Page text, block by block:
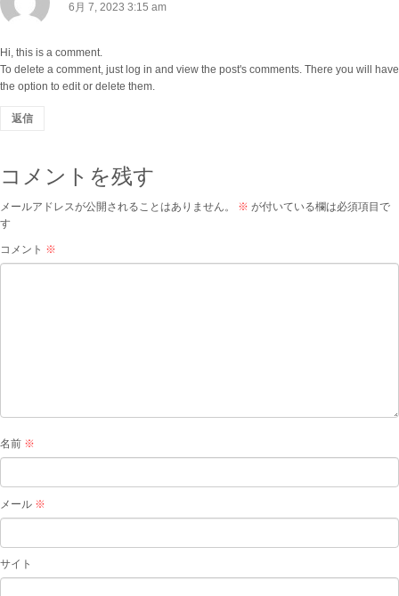
6月 7, 2023 3:15 am
Hi, this is a comment.
To delete a comment, just log in and view the post's comments. There you will have
the option to edit or delete them.
返信
コメントを残す
メールアドレスが公開されることはありません。 ※ が付いている欄は必須項目で
す
コメント ※
名前 ※
メール ※
サイト